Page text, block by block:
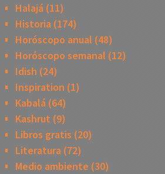
Halajá(11)
Historia(174)
Horóscopo anual (48)
Horóscopo semanal (12)
Idish (24)
Inspiration (1)
Kabalá(64)
Kashrut (9)
Libros gratis (20)
Literatura(72)
Medio ambiente (30)